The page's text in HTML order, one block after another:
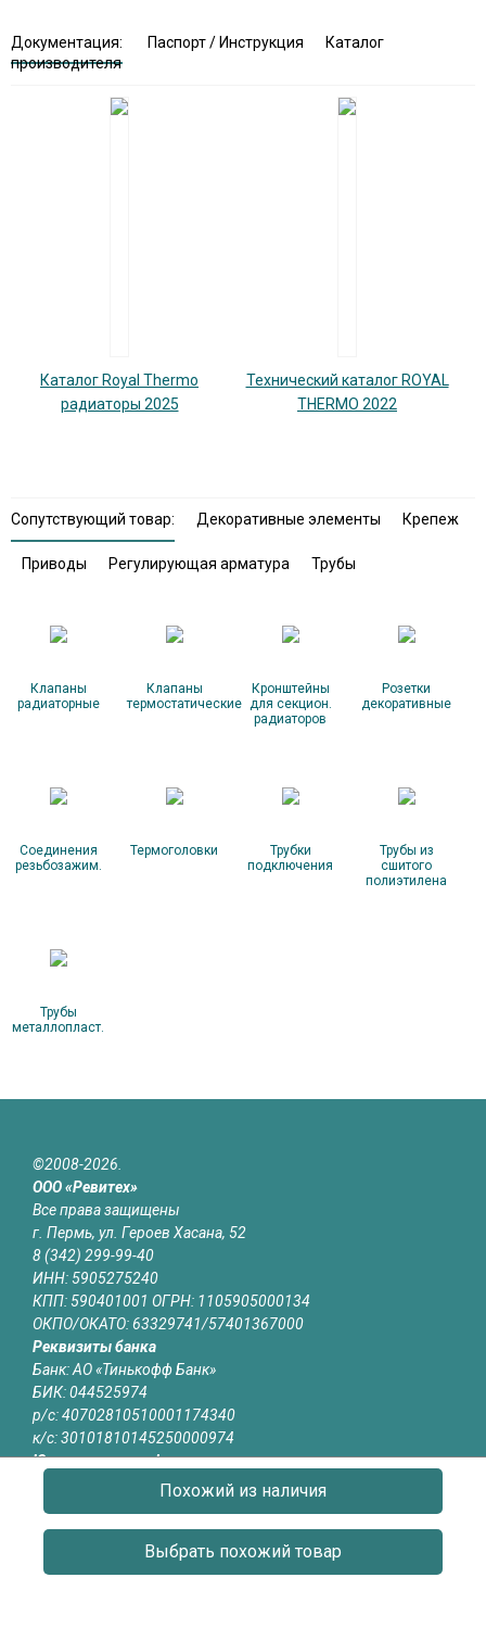
Похожий из наличия
Выбрать похожий товар
Документация: Паспорт / Инструкция
Каталог
производителя
Каталог Royal Thermo
радиаторы 2025
Технический каталог ROYAL
THERMO 2022
Сопутствующий товар: Декоративные элементы Крепеж
Приводы Регулирующая арматура Трубы
Клапаны
радиаторные
Клапаны
термостатические
Кронштейны
для секцион.
радиаторов
Розетки
декоративные
Соединения
резьбозажим.
Термоголовки
Трубки
подключения
Трубы из
сшитого
полиэтилена
Трубы
металлопласт.
©2008-2026.
ООО «Ревитех»
Все права защищены
г. Пермь, ул. Героев Хасана, 52
8 (342) 299-99-40
ИНН: 5905275240
КПП: 590401001 ОГРН: 1105905000134
ОКПО/ОКАТО: 63329741/57401367000
Реквизиты банка
Банк: АО «Тинькофф Банк»
БИК: 044525974
р/с: 40702810510001174340
к/с: 30101810145250000974
Юридическая информация
Информация на сайте revitech.ru не является публичной
офертой